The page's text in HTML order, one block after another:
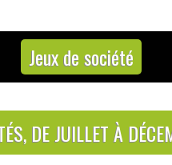
Jeux de société
DE JUILLET À